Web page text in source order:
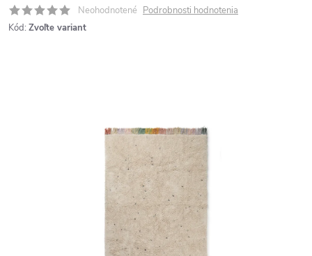
Neohodnotené Podrobnosti hodnotenia
Kód: Zvoľte variant